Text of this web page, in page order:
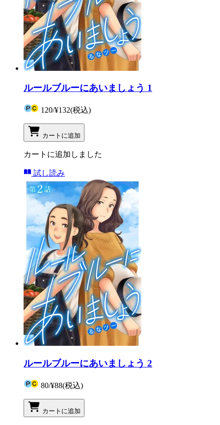
ルールブルーにあいましょう 1
120/¥132(税込)
カートに追加
カートに追加しました
試し読み
ルールブルーにあいましょう 2
80/¥88(税込)
カートに追加